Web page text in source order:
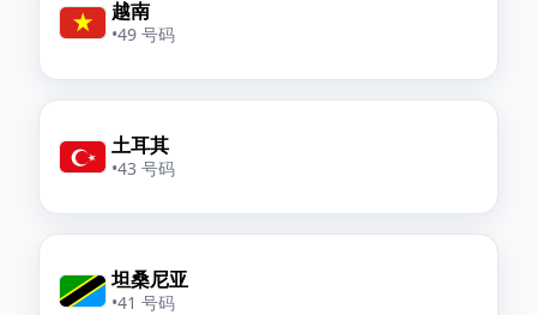
越南
•49 号码
土耳其
•43 号码
坦桑尼亚
•41 号码